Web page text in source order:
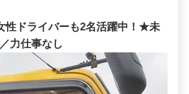
性ドライバーも2名活躍中！★未
力仕事なし